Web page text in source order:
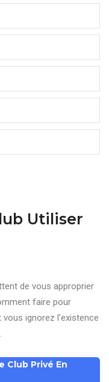
Utiliser
de vous approprier
faire pour
ignorez l'existence
Club Privé En